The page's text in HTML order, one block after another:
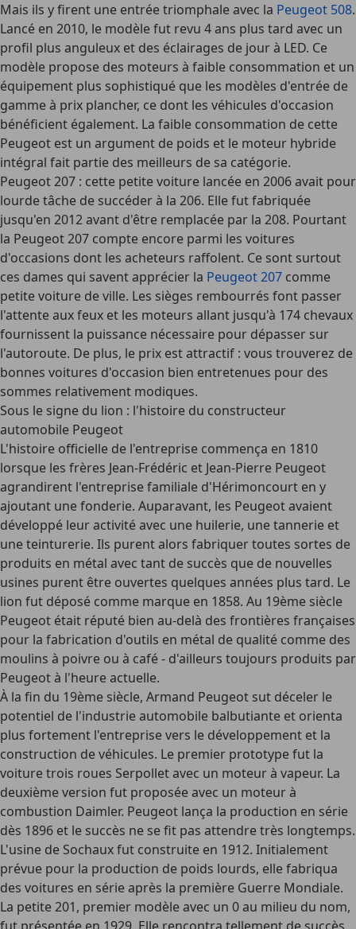
Mais ils y firent une entrée triomphale avec la Peugeot 508.
Lancé en 2010, le modèle fut revu 4 ans plus tard avec un
profil plus anguleux et des éclairages de jour à LED. Ce
modèle propose des moteurs à faible consommation et un
équipement plus sophistiqué que les modèles d'entrée de
gamme à prix plancher, ce dont les véhicules d'occasion
bénéficient également. La faible consommation de cette
Peugeot est un argument de poids et le moteur hybride
intégral fait partie des meilleurs de sa catégorie.
Peugeot 207 : cette petite voiture lancée en 2006 avait pour
lourde tâche de succéder à la 206. Elle fut fabriquée
jusqu'en 2012 avant d'être remplacée par la 208. Pourtant
la Peugeot 207 compte encore parmi les voitures
d'occasions dont les acheteurs raffolent. Ce sont surtout
ces dames qui savent apprécier la Peugeot 207 comme
petite voiture de ville. Les sièges rembourrés font passer
l'attente aux feux et les moteurs allant jusqu'à 174 chevaux
fournissent la puissance nécessaire pour dépasser sur
l'autoroute. De plus, le prix est attractif : vous trouverez de
bonnes voitures d'occasion bien entretenues pour des
sommes relativement modiques.
Sous le signe du lion : l'histoire du constructeur
automobile Peugeot
L'histoire officielle de l'entreprise commença en 1810
lorsque les frères Jean-Frédéric et Jean-Pierre Peugeot
agrandirent l'entreprise familiale d'Hérimoncourt en y
ajoutant une fonderie. Auparavant, les Peugeot avaient
développé leur activité avec une huilerie, une tannerie et
une teinturerie. Ils purent alors fabriquer toutes sortes de
produits en métal avec tant de succès que de nouvelles
usines purent être ouvertes quelques années plus tard. Le
lion fut déposé comme marque en 1858. Au 19ème siècle
Peugeot était réputé bien au-delà des frontières françaises
pour la fabrication d'outils en métal de qualité comme des
moulins à poivre ou à café- d'ailleurs toujours produits par
Peugeot à l'heure actuelle.
À la fin du 19ème siècle, Armand Peugeot sut déceler le
potentiel de l'industrie automobile balbutiante et orienta
plus fortement l'entreprise vers le développement et la
construction de véhicules. Le premier prototype fut la
voiture trois roues Serpollet avec un moteur à vapeur. La
deuxième version fut proposée avec un moteur à
combustion Daimler. Peugeot lança la production en série
dès 1896 et le succès ne se fit pas attendre très longtemps.
L'usine de Sochaux fut construite en 1912. Initialement
prévue pour la production de poids lourds, elle fabriqua
des voitures en série après la première Guerre Mondiale.
La petite 201, premier modèle avec un 0 au milieu du nom,